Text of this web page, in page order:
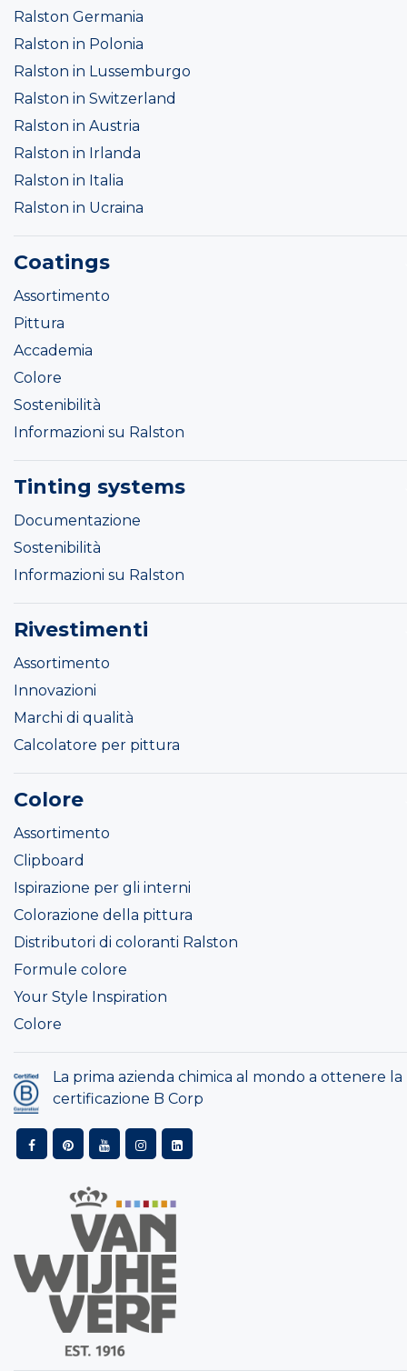
Ralston Germania
Ralston in Polonia
Ralston in Lussemburgo
Ralston in Switzerland
Ralston in Austria
Ralston in Irlanda
Ralston in Italia
Ralston in Ucraina
Coatings
Assortimento
Pittura
Accademia
Colore
Sostenibilità
Informazioni su Ralston
Tinting systems
Documentazione
Sostenibilità
Informazioni su Ralston
Rivestimenti
Assortimento
Innovazioni
Marchi di qualità
Calcolatore per pittura
Colore
Assortimento
Clipboard
Ispirazione per gli interni
Colorazione della pittura
Distributori di coloranti Ralston
Formule colore
Your Style Inspiration
Colore
La prima azienda chimica al mondo a ottenere la
certificazione B Corp